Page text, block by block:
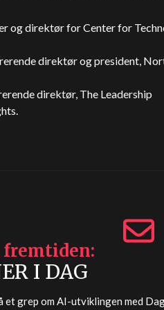
og direktør for Center for
direktør og president,
direktør, The Leadership
fremtiden
I DAG
grep om AI-utviklingen med